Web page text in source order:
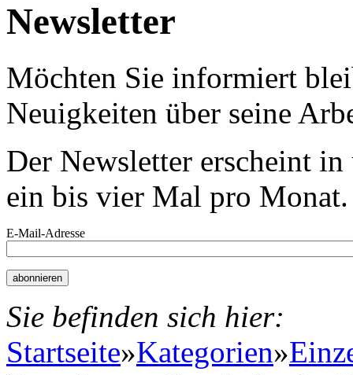
Newsletter
Möchten Sie informiert
Neuigkeiten über seine
Der Newsletter erscheint
ein bis vier Mal pro Monat.
E-Mail-Adresse
Sie befinden sich hier:
Startseite»Kategorien»